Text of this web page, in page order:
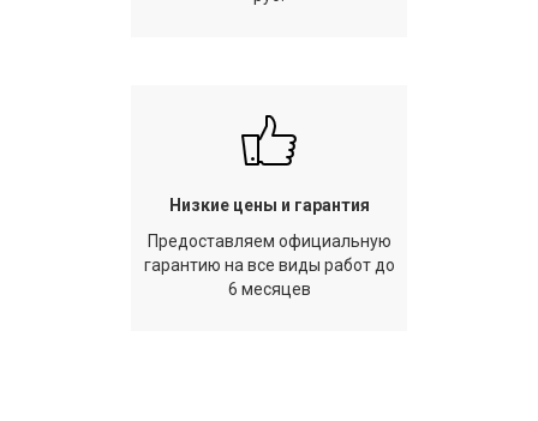
Низкие цены и гарантия
Предоставляем официальную
гарантию на все виды работ до
6 месяцев